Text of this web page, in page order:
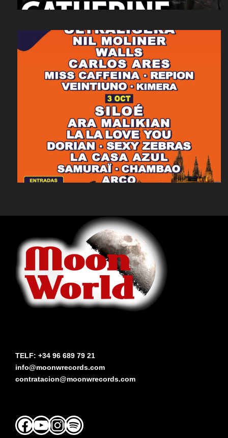
TELF: +34 96 689 79 21
info@moonwrecords.com
contratacion@moonwrecords.com
Facebook
YouTubeInstagram
Spotify